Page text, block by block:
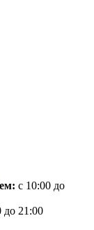
с 10:00 до
до 21:00